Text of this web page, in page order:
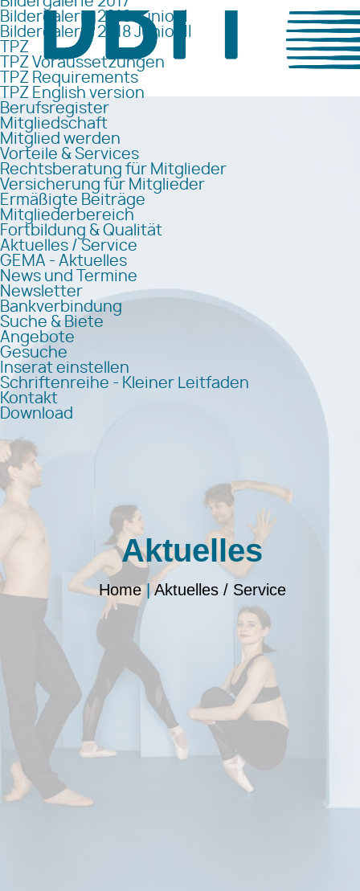
Bildergalerie 2018 Junior I
Bildergalerie 2018 Junior II
TPZ
TPZ Voraussetzungen
TPZ Requirements
TPZ English version
Berufsregister
Mitgliedschaft
Mitglied werden
Vorteile & Services
Rechtsberatung für Mitglieder
Versicherung für Mitglieder
Ermäßigte Beiträge
Mitgliederbereich
Fortbildung & Qualität
Aktuelles / Service
GEMA - Aktuelles
News und Termine
Newsletter
Bankverbindung
Suche & Biete
Angebote
Gesuche
Inserat einstellen
Schriftenreihe - Kleiner Leitfaden
Kontakt
Download
Aktuelles
Home|Aktuelles / Service